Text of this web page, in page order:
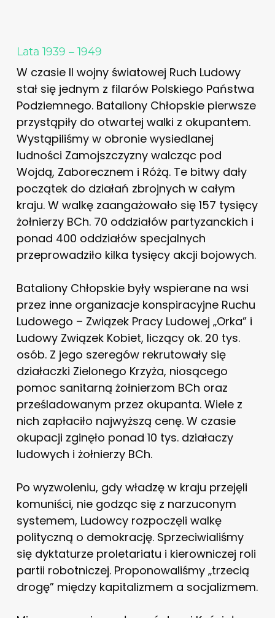
Lata 1939 – 1949
W czasie II wojny światowej Ruch Ludowy
stał się jednym z filarów Polskiego Państwa
Podziemnego. Bataliony Chłopskie pierwsze
przystąpiły do otwartej walki z okupantem.
Wystąpiliśmy w obronie wysiedlanej
ludności Zamojszczyzny walcząc pod
Wojdą, Zaborecznem i Różą. Te bitwy dały
początek do działań zbrojnych w całym
kraju. W walkę zaangażowało się 157 tysięcy
żołnierzy BCh. 70 oddziałów partyzanckich i
ponad 400 oddziałów specjalnych
przeprowadziło kilka tysięcy akcji bojowych.
Bataliony Chłopskie były wspierane na wsi
przez inne organizacje konspiracyjne Ruchu
Ludowego – Związek Pracy Ludowej „Orka” i
Ludowy Związek Kobiet, liczący ok. 20 tys.
osób. Z jego szeregów rekrutowały się
działaczki Zielonego Krzyża, niosącego
pomoc sanitarną żołnierzom BCh oraz
prześladowanym przez okupanta. Wiele z
nich zapłaciło najwyższą cenę. W czasie
okupacji zginęło ponad 10 tys. działaczy
ludowych i żołnierzy BCh.
Po wyzwoleniu, gdy władzę w kraju przejęli
komuniści, nie godząc się z narzuconym
systemem, Ludowcy rozpoczęli walkę
polityczną o demokrację. Sprzeciwialiśmy
się dyktaturze proletariatu i kierowniczej roli
partii robotniczej. Proponowaliśmy „trzecią
drogę” między kapitalizmem a socjalizmem.